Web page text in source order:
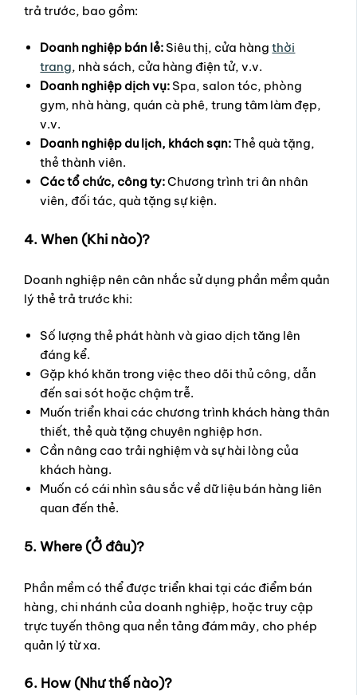
trả trước, bao gồm:
Doanh nghiệp bán lẻ: Siêu thị, cửa hàngthời
trang, nhà sách, cửa hàng điện tử, v.v.
Doanh nghiệp dịch vụ: Spa, salon tóc, phòng
gym, nhà hàng, quán cà phê, trung tâm làm đẹp,
v.v.
Doanh nghiệp du lịch, khách sạn:Thẻ quà tặng,
thẻ thành viên.
Các tổ chức, công ty:Chương trình tri ân nhân
viên, đối tác, quà tặng sự kiện.
4. When (Khi nào)?
Doanh nghiệp nên cân nhắc sử dụng phần mềm quản
lý thẻ trả trước khi:
Số lượng thẻ phát hành và giao dịch tăng lên
đáng kể.
Gặp khó khăn trong việc theo dõi thủ công, dẫn
đến sai sót hoặc chậm trễ.
Muốn triển khai các chương trình khách hàng thân
thiết, thẻ quà tặng chuyên nghiệp hơn.
Cần nâng cao trải nghiệm và sự hài lòng của
khách hàng.
Muốn có cái nhìn sâu sắc về dữ liệu bán hàng liên
quan đến thẻ.
5. Where (Ở đâu)?
Phần mềm có thể được triển khai tại các điểm bán
hàng, chi nhánh của doanh nghiệp, hoặc truy cập
trực tuyến thông qua nền tảng đám mây, cho phép
quản lý từ xa.
6. How (Như thế nào)?